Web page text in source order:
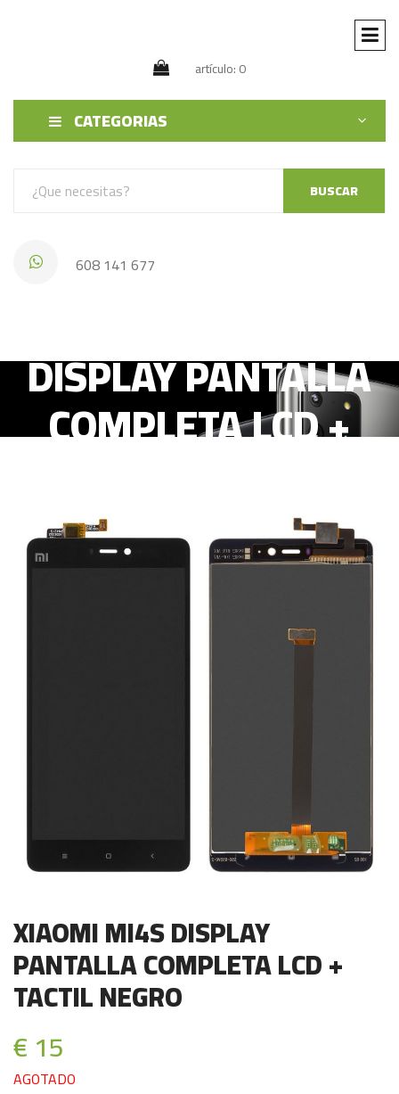
artículo: 0
CATEGORIAS
BUSCAR
608 141 677
DISPLAY PANTALLA
COMPLETA LCD +
XIAOMI MI4S DISPLAY
PANTALLA COMPLETA LCD +
TACTIL NEGRO
€ 15
AGOTADO